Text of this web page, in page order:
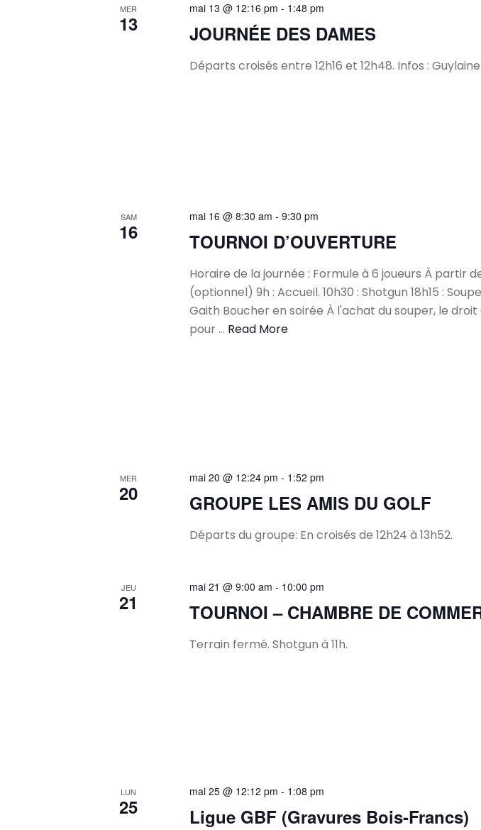
MER
13 JOURNÉE DES DAMES
mai 13 @ 12:16 pm - 1:48 pm
Départs croisés entre 12h16 et 12h48. Infos :
SAM
16 TOURNOI D’OUVERTURE
mai 16 @ 8:30 am - 9:30 pm
Horaire de la journée : Formule à 6 joueurs À partir
(optionnel) 9h : Accueil. 10h30 : Shotgun 18h15 :
Gaith Boucher en soirée À l'achat du souper, le droit
pour … Read More
MER
20 GROUPE LES AMIS DU GOLF
mai 20 @ 12:24 pm - 1:52 pm
Départs du groupe: En croisés de 12h24 à 13h52.
JEU
21 TOURNOI – CHAMBRE DE
mai 21 @ 9:00 am - 10:00 pm
Terrain fermé. Shotgun à 11h.
LUN
25 Ligue GBF (Gravures Bois-Francs)
mai 25 @ 12:12 pm - 1:08 pm